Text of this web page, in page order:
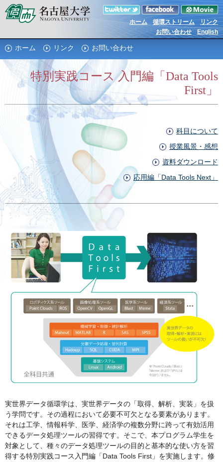
ホーム 循環ストリーム
リンク
お問い合わせ
English
ホーム リンク お問い合わせ
特別実践コース 入門編「Data Tools
First」
科目について
授業風景・感想
資料ダウンロード
応用編「Data Tools Next」
実世界データ循環学は、実世界データの「取得、解析、実装」を扱
う学問です。その過程において必要不可欠となる要素があります。
それは工学、情報科学、医学、経済学の複数分野に跨って有効活用
できるデータ処理ツールの習得です。そこで、本プログラム学生を
対象として、種々のデータ処理ツールの目的と基本的な使い方を習
得する特別実践コース入門編「Data Tools First」を実施します。修